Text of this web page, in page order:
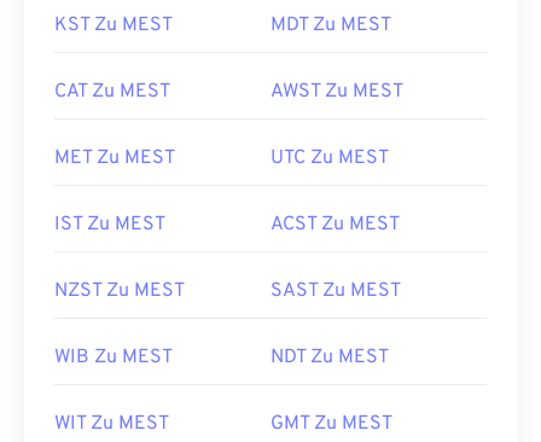
KST Zu MEST MDT Zu MEST
CAT Zu MEST AWST Zu MEST
MET Zu MEST UTC Zu MEST
IST Zu MEST ACST Zu MEST
NZST Zu MEST SAST Zu MEST
WIB Zu MEST NDT Zu MEST
WIT Zu MEST GMT Zu MEST